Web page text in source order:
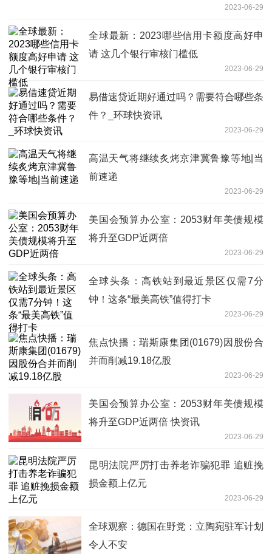
2023-06-29
全球最新：2023哪些信用卡额度高好申
请 这几个银行审核门槛低
2023-06-29
易借速贷近期好通过吗？需要符合哪些条
件？_环球快资讯
2023-06-29
高温天气将继续炙烤京津冀鲁豫等地|当
前速递
2023-06-29
美国会预算办公室：2053财年美债规模
将升至GDP近两倍
2023-06-29
全球头条：高铁站到最近景区仅需7分
钟！这条“最美高铁”值得打卡
2023-06-29
焦点快播：瑞斯康集团(01679)因股份合
并而削减19.18亿股
2023-06-29
美国会预算办公室：2053财年美债规模
将升至GDP近两倍 快资讯
2023-06-29
昆明法院严厉打击养老诈骗犯罪 追赃挽
损金额上亿元
2023-06-29
全球观察：德国在野党：立陶宛驻军计划
令人不安